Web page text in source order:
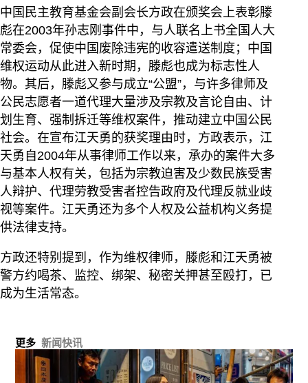
中国民主教育基金会副会长方政在颁奖会上表彰滕
彪在2003年孙志刚事件中，与人联名上书全国人大
常委会，促使中国废除违宪的收容遣送制度；中国
维权运动从此进入新时期，滕彪也成为标志性人
物。其后，滕彪又参与成立“公盟”，与许多律师及
公民志愿者一道代理大量涉及宗教及言论自由、计
划生育、强制拆迁等维权案件，推动建立中国公民
社会。在宣布江天勇的获奖理由时，方政表示，江
天勇自2004年从事律师工作以来，承办的案件大多
与基本人权有关，包括为宗教迫害及少数民族受害
人辩护、代理劳教受害者控告政府及代理反就业歧
视等案件。江天勇还为多个人权及公益机构义务提
供法律支持。
方政还特别提到，作为维权律师，滕彪和江天勇被
警方约喝茶、监控、绑架、秘密关押甚至殴打，已
成为生活常态。
更多 新闻快讯